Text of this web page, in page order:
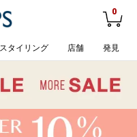
0
スタイリング 店舗 発見